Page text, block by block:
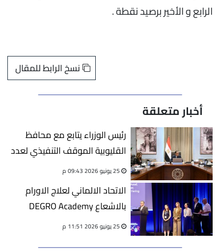
الرابع و الأخير برصيد نقطة .
نسخ الرابط للمقال
أخبار متعلقة
رئيس الوزراء يتابع مع محافظ
القليوبية الموقف التنفيذي لعدد
من المشروعات التنموية
25 يونيو 2026 09:43 م
الاتحاد الالماني لعلاج الاورام
بالاشعاع DEGRO Academy
Award يمنح دكتور خالد الصياد
25 يونيو 2026 11:51 م